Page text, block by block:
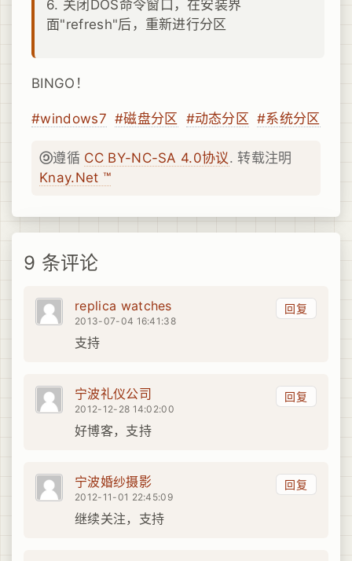
6. 关闭DOS命令窗口，在安装界
面"refresh"后，重新进行分区
BINGO！
#windows7 #磁盘分区 #动态分区 #系统分区
遵循 CC BY-NC-SA 4.0协议. 转载注明
Knay.Net ™
9 条评论
回复
replica watches
2013-07-04 16:41:38
支持
回复
宁波礼仪公司
2012-12-28 14:02:00
好博客，支持
回复
宁波婚纱摄影
2012-11-01 22:45:09
继续关注，支持